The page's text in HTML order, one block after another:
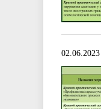
02.06.2023